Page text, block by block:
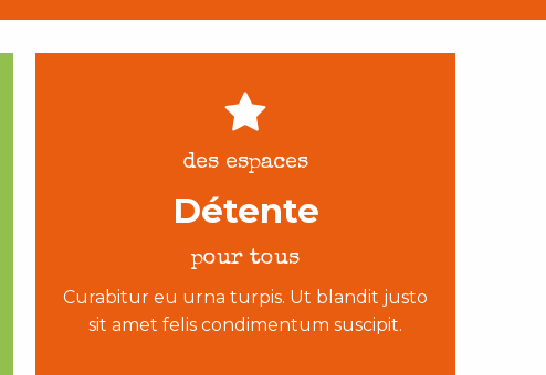
des espaces
Détente
pour tous
Curabitur eu urna turpis. Ut blandit justo
sit amet felis condimentum suscipit.